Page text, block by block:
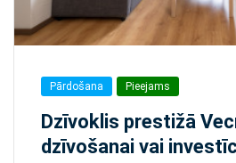
Pārdošana Pieejams
Dzīvoklis prestižā
dzīvošanai vai